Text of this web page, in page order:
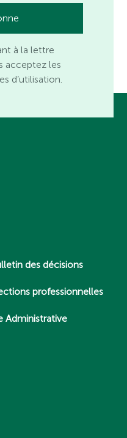
à la lettre
acceptez les
d’utilisation.
des décisions
professionnelles
Administrative